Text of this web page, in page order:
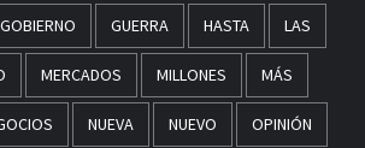
GOBIERNO GUERRA HASTA LAS
MERCADOS MILLONES MÁS
NUEVA NUEVO OPINIÓN